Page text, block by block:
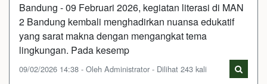
Bandung - 09 Februari 2026, kegiatan literasi di MAN
2 Bandung kembali menghadirkan nuansa edukatif
yang sarat makna dengan mengangkat tema
lingkungan. Pada kesemp
09/02/2026 14:38 - Oleh Administrator - Dilihat 243 kali